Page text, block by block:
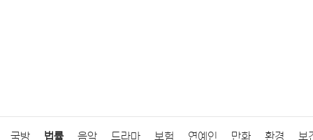
국방 법률 음악 드라마 보험 연예인 만화 환경 보